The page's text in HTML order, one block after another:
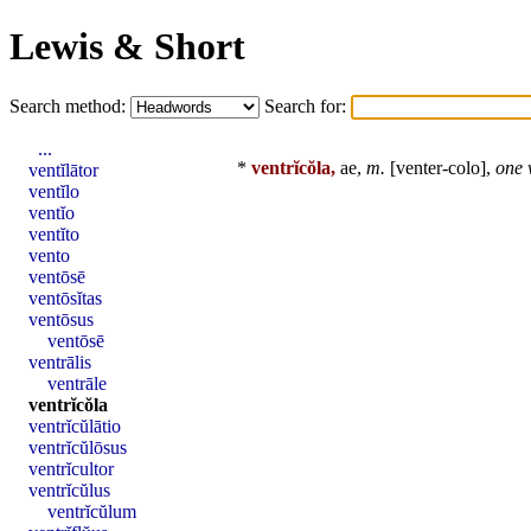
Lewis & Short
Search method: Search for:
* ventrĭcŏla, ae, m. [venter-colo], one
...
ventĭlātor
ventĭlo
ventĭo
ventĭto
vento
ventōsē
ventōsĭtas
ventōsus
ventōsē
ventrālis
ventrāle
ventrĭcŏla
ventrĭcŭlātio
ventrĭcŭlōsus
ventrĭcultor
ventrĭcŭlus
ventrĭcŭlum